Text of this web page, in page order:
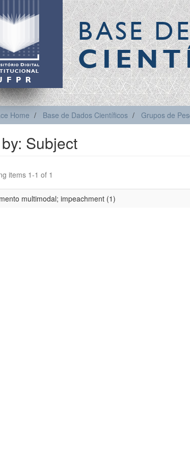
BASE
Home Base de Dados Científicos Grupos de
Subject
items 1-1 of 1
multimodal; impeachment (1)